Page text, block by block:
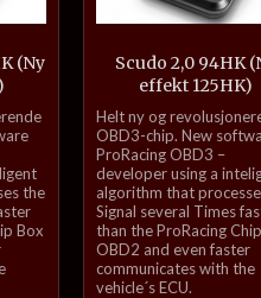
(Ny
the
Box
Scudo 2,0 94HK
effekt 125HK)
inkl.
mva.
Helt ny og
OBD3-chip. New
ProRacing OBD3 –
developer using a
algorithm that
Signal several Times
than the ProRacing
OBD2 and even faster
communicates with the
vehicle´s ECU.